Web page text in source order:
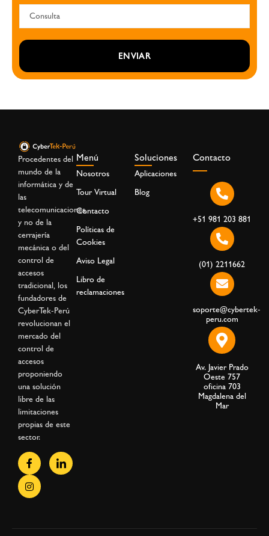
ENVIAR
Procedentes del
mundo de la
informática y de
las
telecomunicaciones,
y no de la
cerrajería
mecánica o del
control de
accesos
tradicional, los
fundadores de
CyberTek-Perú
revolucionan el
mercado del
control de
accesos
proponiendo
una solución
libre de las
limitaciones
propias de este
sector.
Menú
Nosotros
Tour Virtual
Contacto
Políticas de
Cookies
Aviso Legal
Libro de
reclamaciones
Soluciones
Aplicaciones
Blog
Contacto
+51 981 203 881
(01) 2211662
soporte@cybertek-
peru.com
Av. Javier Prado
Oeste 757
oficina 703
Magdalena del
Mar